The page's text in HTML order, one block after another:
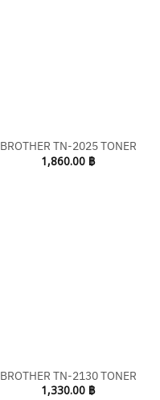
BROTHER TN-2025 TONER
1,860.00 ฿
BROTHER TN-2130 TONER
1,330.00 ฿